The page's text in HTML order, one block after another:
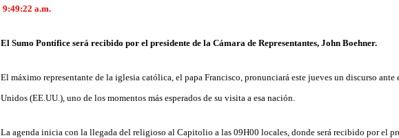
9:49:22 a.m.
El Sumo Pontífice será recibido por el presidente de la Cámara de Representantes, John Boehner.
El máximo representante de la iglesia católica, el papa Francisco, pronunciará este jueves un discurso ante
Unidos (EE.UU.), uno de los momentos más esperados de su visita a esa nación.
La agenda inicia con la llegada del religioso al Capitolio a las 09H00 locales, donde será recibido por el